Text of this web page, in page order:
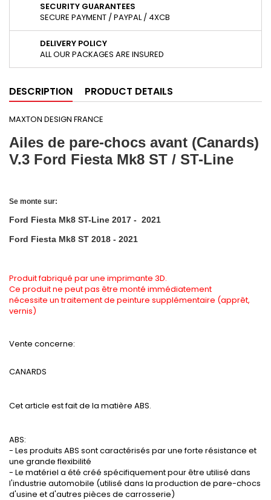
SECURITY GUARANTEES
SECURE PAYMENT / PAYPAL / 4XCB
DELIVERY POLICY
ALL OUR PACKAGES ARE INSURED
DESCRIPTION PRODUCT DETAILS
MAXTON DESIGN FRANCE
Ailes de pare-chocs avant (Canards)
V.3 Ford Fiesta Mk8 ST / ST-Line
Se monte sur:
Ford Fiesta Mk8 ST-Line 2017 - 2021
Ford Fiesta Mk8 ST 2018 - 2021
Produit fabriqué par une imprimante 3D.
Ce produit ne peut pas être monté immédiatement
nécessite un traitement de peinture supplémentaire (apprêt,
vernis)
Vente concerne:
CANARDS
Cet article est fait de la matière ABS.
ABS:
- Les produits ABS sont caractérisés par une forte résistance et
une grande flexibilité
- Le matériel a été créé spécifiquement pour être utilisé dans
l'industrie automobile (utilisé dans la production de pare-chocs
d'usine et d'autres pièces de carrosserie)